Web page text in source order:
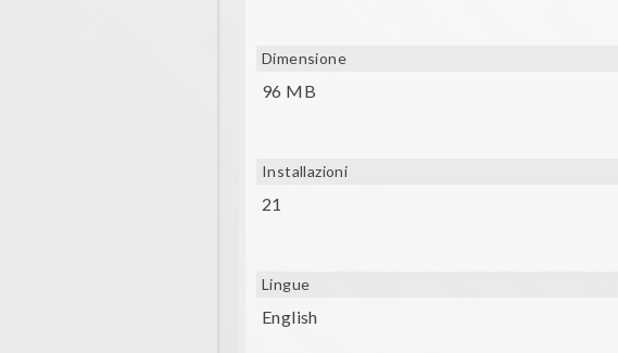
Dimensione
96 MB
Installazioni
21
Lingue
English